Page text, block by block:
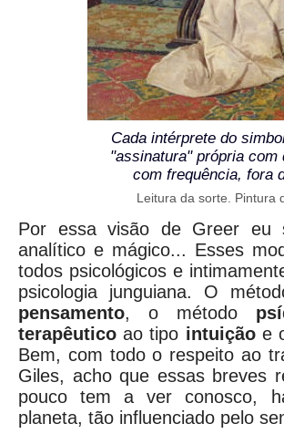
Cada intérprete do
"assinatura" própria
com frequência, fora
Leitura da sorte. Pintura
Por essa visão de Greer eu
analítico e mágico... Esses
todos psicológicos e
psicologia junguiana. O
pensamento, o método
terapêutico ao tipo intuiçãoe
Bem, com todo o respeito ao
Giles, acho que essas breves
pouco tem a ver conosco,
planeta, tão influenciado pelo